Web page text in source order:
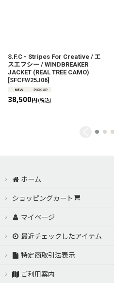
S.F.C - Stripes For Creative / エ
スエフシー / WINDBREAKER
JACKET (REAL TREE CAMO)
[SFCFW25J06]
38,500円(税込)
ホーム
ショッピングカート
マイページ
最近チェックしたアイテム
特定商取引法表示
ご利用案内